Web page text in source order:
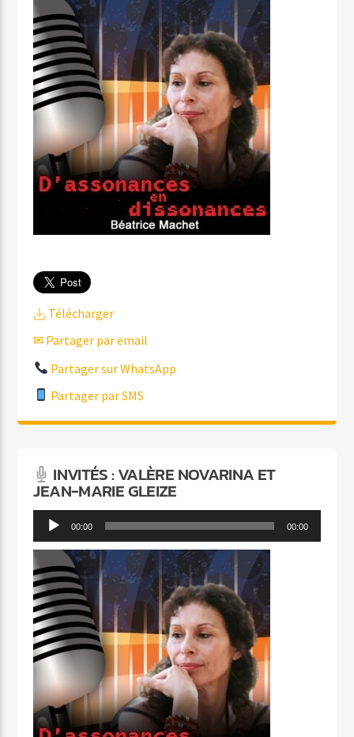
Télécharger
✉ Partager par email
Partager sur WhatsApp
Partager par SMS
INVITÉS : VALÈRE NOVARINA ET
JEAN-MARIE GLEIZE
Lecteur 00:00 00:00